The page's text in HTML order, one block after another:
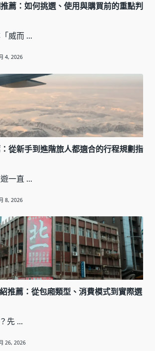
薦：如何挑選、使用與購買前的重點判
威而 ...
4, 2026
從新手到進階旅人都適合的行程規劃指
一直 ...
8, 2026
推薦：從包廂類型、消費模式到實際選
先 ...
26, 2026